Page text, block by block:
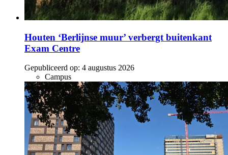
Houten ‘Berlijnse muur’ verbergt buitenkant
Exam Centre
Gepubliceerd op: 4 augustus 2026
Campus